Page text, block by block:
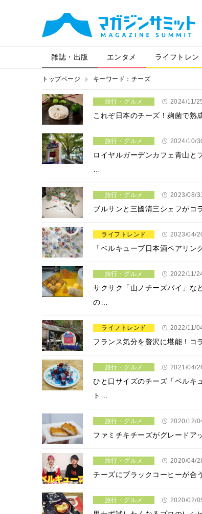
雑誌・出版 エンタメ ライフトレン
トップページ キーワード：チーズ
旅行・グルメ 2024/11/
これぞ日本のチーズ！麹菌で熟
旅行・グルメ 2024/10/
ロイヤルガーデンカフェ青山と
旅行・グルメ 2023/08/
ブルサンと三國清三シェフが
ライフトレンド 2023/04/
「ベルキューブ日本酒ペアリ
旅行・グルメ 2022/11/
サクサク「山ノチーズパイ」な
の…
ライフトレンド 2022/11/
フランス気分を贅沢に堪能！コ
旅行・グルメ 2021/04/
ひと口サイズのチーズ「ベルキ
ト…
旅行・グルメ 2020/12/
ファミチキチーズがグレードア
旅行・グルメ 2020/04/
チーズにブラックコーヒーが合
旅行・グルメ 2020/02/